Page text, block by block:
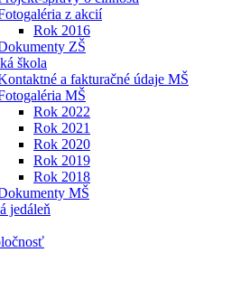
z akcií
Rok 2016
ZŠ
škola
a fakturačné údaje MŠ
MŠ
Rok 2022
Rok 2021
Rok 2020
Rok 2019
Rok 2018
MŠ
jedáleň